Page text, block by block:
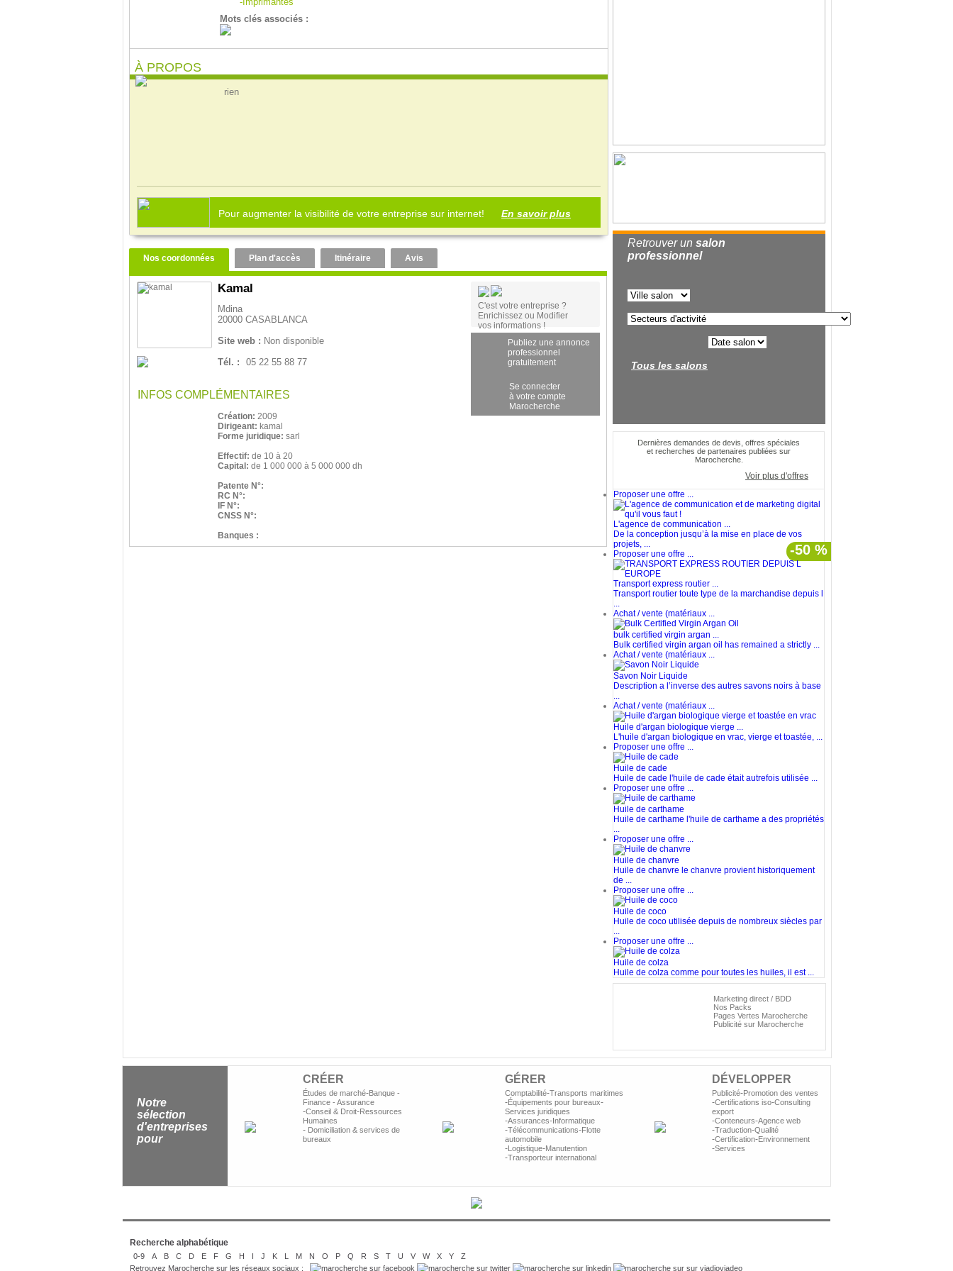
Mots clés associés :
À PROPOS
rien
Pour augmenter la visibilité de votre entreprise sur internet! En savoir plus
Nos coordonnées Plan d'accès Itinéraire Avis
Kamal
Mdina
20000 CASABLANCA
Site web : Non disponible
Tél. :
05 22 55 88 77
INFOS COMPLÉMENTAIRES
Création: 2009
Dirigeant: kamal
Forme juridique: sarl
Effectif: de 10 à 20
Capital: de 1 000 000 à 5 000 000 dh
Patente N°:
RC N°:
IF N°:
CNSS N°:
Banques :
C'est votre entreprise ?
Enrichissez ou Modifier
vos informations !
Publiez une annonce
professionnel
gratuitement
Se connecter
à votre compte
Marocherche
Retrouver un salon
professionnel
Tous les salons
Dernières demandes de devis, offres spéciales
et recherches de partenaires publiées sur
Marocherche.
Voir plus d'offres
Proposer une offre ...
L'agence de communication ...
De la conception jusqu’à la mise en place de vos
projets, ...
-50 %
Proposer une offre ...
Transport express routier ...
Transport routier toute type de la marchandise depuis l
...
Achat / vente (matériaux ...
bulk certified virgin argan ...
Bulk certified virgin argan oil has remained a strictly ...
Achat / vente (matériaux ...
Savon Noir Liquide
Description a l’inverse des autres savons noirs à base
...
Achat / vente (matériaux ...
Huile d'argan biologique vierge ...
L'huile d'argan biologique en vrac, vierge et toastée, ...
Proposer une offre ...
Huile de cade
Huile de cade l'huile de cade était autrefois utilisée ...
Proposer une offre ...
Huile de carthame
Huile de carthame l'huile de carthame a des propriétés
...
Proposer une offre ...
Huile de chanvre
Huile de chanvre le chanvre provient historiquement
de ...
Proposer une offre ...
Huile de coco
Huile de coco utilisée depuis de nombreux siècles par
...
Proposer une offre ...
Huile de colza
Huile de colza comme pour toutes les huiles, il est ...
Marketing direct / BDD
Nos Packs
Pages Vertes Marocherche
Publicité sur Marocherche
Notre
sélection
d'entreprises
pour
CRÉER
Études de marché-Banque -
Finance - Assurance
-Conseil & Droit-Ressources
Humaines
- Domiciliation & services de
bureaux
GÉRER
Comptabilité-Transports maritimes
-Équipements pour bureaux-
Services juridiques
-Assurances-Informatique
-Télécommunications-Flotte
automobile
-Logistique-Manutention
-Transporteur international
DÉVELOPPER
Publicité-Promotion des ventes
-Certifications iso-Consulting
export
-Conteneurs-Agence web
-Traduction-Qualité
-Certification-Environnement
-Services
Recherche alphabétique
0-9 A B C D E F G H I J K L M N O P Q R S T U V W X Y
Z
Retrouvez Marocherche sur les réseaux sociaux :